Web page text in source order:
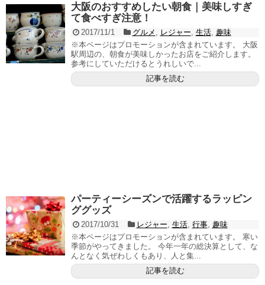
大阪のおすすめしたい朝食｜美味しすぎ
て食べすぎ注意！
2017/11/1 グルメ レジャー 生活, 趣味
※本ページはプロモーションが含まれています。 大阪
駅周辺の、朝食が美味しかったお店をご紹介します。
参考にしていただけるとうれしいで...
記事を読む
パーティーシーズンで活躍するラッピン
ググッズ
2017/10/31 レジャー 生活, 行事, 趣味
※本ページはプロモーションが含まれています。 寒い
季節がやってきました。 今年一年の総決算として、な
んとなく気ぜわしくもあり、人と集...
記事を読む